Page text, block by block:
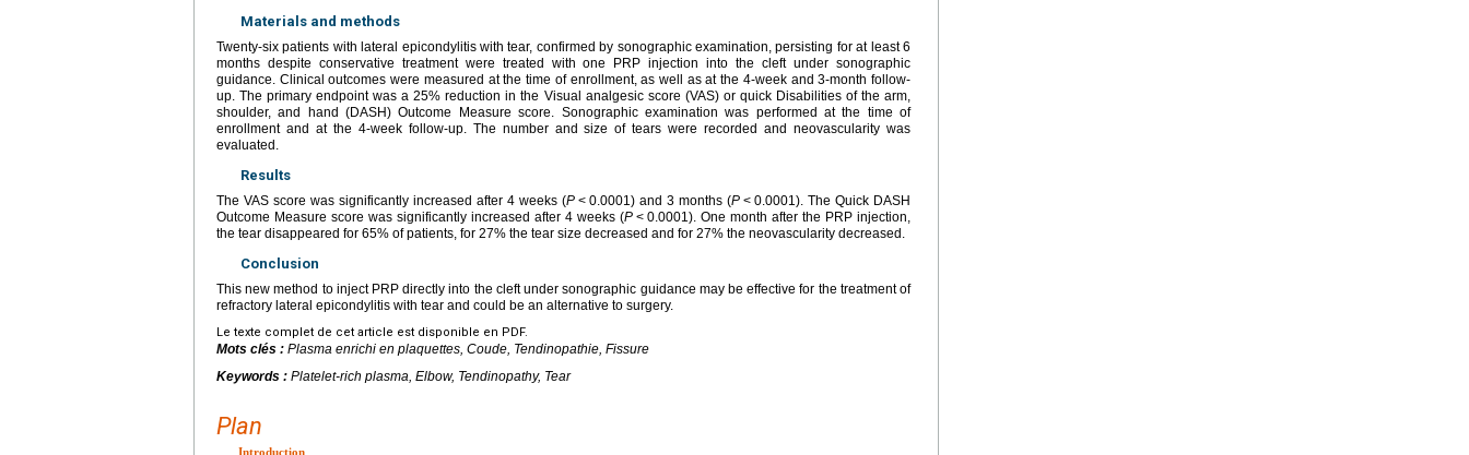
Materials and methods
Twenty-six patients with lateral epicondylitis with tear, confirmed by sonographic examination, persisting for at least 6
months despite conservative treatment were treated with one PRP injection into the cleft under sonographic
guidance. Clinical outcomes were measured at the time of enrollment, as well as at the 4-week and 3-month follow-
up. The primary endpoint was a 25% reduction in the Visual analgesic score (VAS) or quick Disabilities of the arm,
shoulder, and hand (DASH) Outcome Measure score. Sonographic examination was performed at the time of
enrollment and at the 4-week follow-up. The number and size of tears were recorded and neovascularity was
evaluated.
Results
The VAS score was significantly increased after 4 weeks (P < 0.0001) and 3 months (P < 0.0001). The Quick DASH
Outcome Measure score was significantly increased after 4 weeks (P < 0.0001). One month after the PRP injection,
the tear disappeared for 65% of patients, for 27% the tear size decreased and for 27% the neovascularity decreased.
Conclusion
This new method to inject PRP directly into the cleft under sonographic guidance may be effective for the treatment of
refractory lateral epicondylitis with tear and could be an alternative to surgery.
Le texte complet de cet article est disponible en PDF.
Mots clés : Plasma enrichi en plaquettes, Coude, Tendinopathie, Fissure
Keywords : Platelet-rich plasma, Elbow, Tendinopathy, Tear
Plan
Introduction